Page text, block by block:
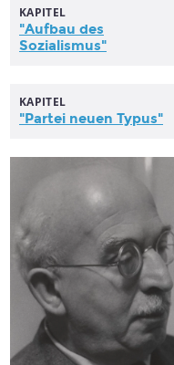
KAPITEL
"Aufbau des
Sozialismus"
KAPITEL
"Partei neuen Typus"